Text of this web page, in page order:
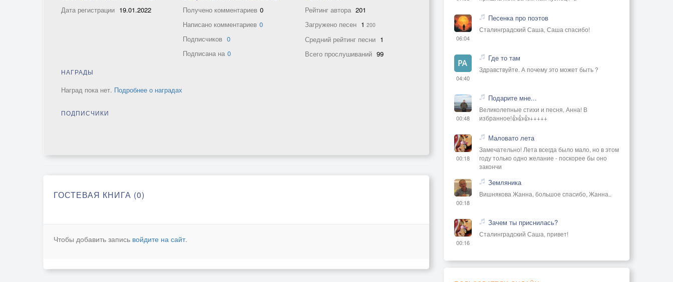
Дата регистрации 19.01.2022 Получено комментариев 0
Написано комментариев 0
Подписчиков 0
Подписана на 0
Рейтинг автора 201
Загружено песен 1 200
Средний рейтинг песни 1
Всего прослушиваний 99
НАГРАДЫ
Наград пока нет. Подробнее о наградах
ПОДПИСЧИКИ
ГОСТЕВАЯ КНИГА (0)
Чтобы добавить запись войдите на сайт.
06:04
Песенка про поэтов
Сталинградский Саша, Саша спасибо!
04:40
Где то там
Здравствуйте. А почему это может быть ?
00:48
Подарите мне...
Великолепные стихи и песня, Анна! В
избранное!👍👍👍+++++
00:18
Маловато лета
Замечательно! Лета всегда было мало, но в этом
году только одно желание - поскорее бы оно
закончи
00:18
Земляника
Вишнякова Жанна, большое спасибо, Жанна..
00:16
Зачем ты приснилась?
Сталинградский Саша, привет!